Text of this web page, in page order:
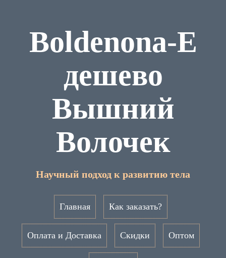
Boldenona-E
дешево
Вышний
Волочек
Научный подход к развитию тела
Главная Как заказать?
Оплата и Доставка Скидки Оптом